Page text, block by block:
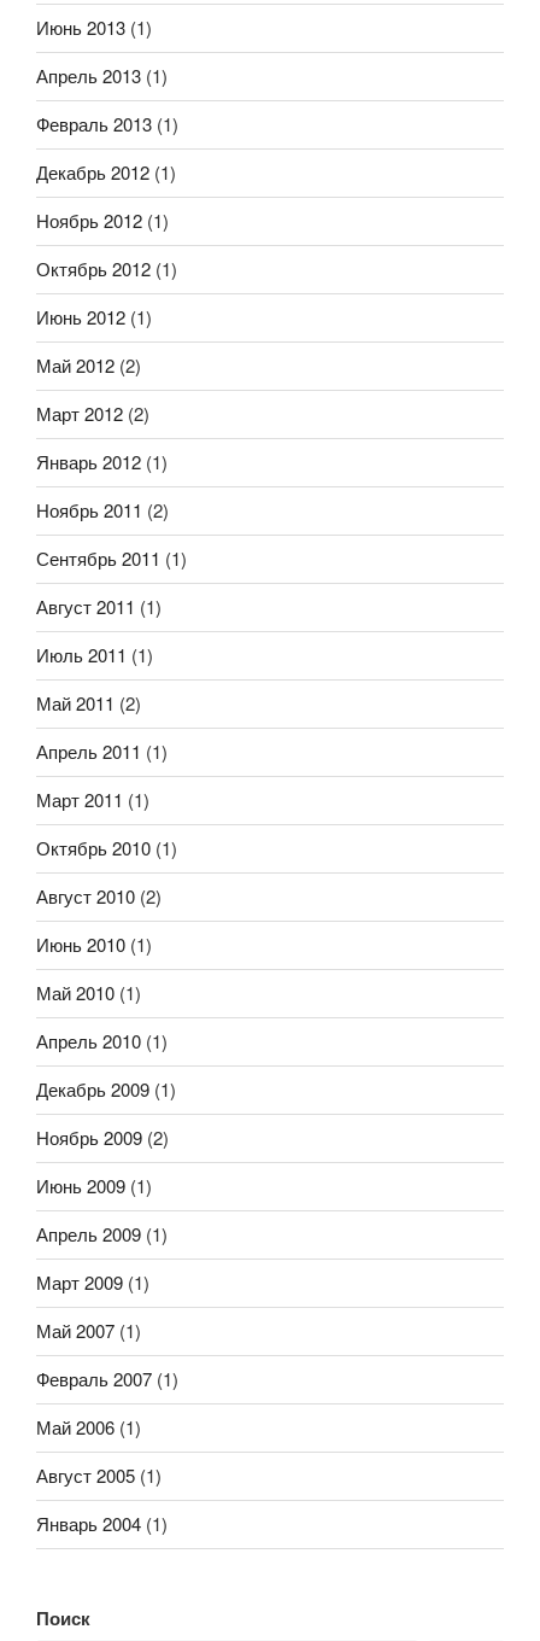
Июнь 2013 (1)
Апрель 2013 (1)
Февраль 2013 (1)
Декабрь 2012 (1)
Ноябрь 2012 (1)
Октябрь 2012 (1)
Июнь 2012 (1)
Май 2012 (2)
Март 2012 (2)
Январь 2012 (1)
Ноябрь 2011 (2)
Сентябрь 2011 (1)
Август 2011 (1)
Июль 2011 (1)
Май 2011 (2)
Апрель 2011 (1)
Март 2011 (1)
Октябрь 2010 (1)
Август 2010 (2)
Июнь 2010 (1)
Май 2010 (1)
Апрель 2010 (1)
Декабрь 2009 (1)
Ноябрь 2009 (2)
Июнь 2009 (1)
Апрель 2009 (1)
Март 2009 (1)
Май 2007 (1)
Февраль 2007 (1)
Май 2006 (1)
Август 2005 (1)
Январь 2004 (1)
Поиск